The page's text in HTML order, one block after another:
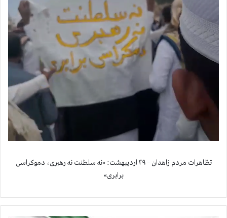
تظاهرات مردم زاهدان – ۲۹ اردیبهشت: «نه سلطنت نه رهبری، دموکراسی
برابری»